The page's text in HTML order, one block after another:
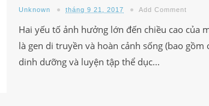
Unknown tháng 9 21, 2017 Add Comment
Hai yếu tố ảnh hưởng lớn đến chiều cao của
là gen di truyền và hoàn cảnh sống (bao gồm
dinh dưỡng và luyện tập thể dục...